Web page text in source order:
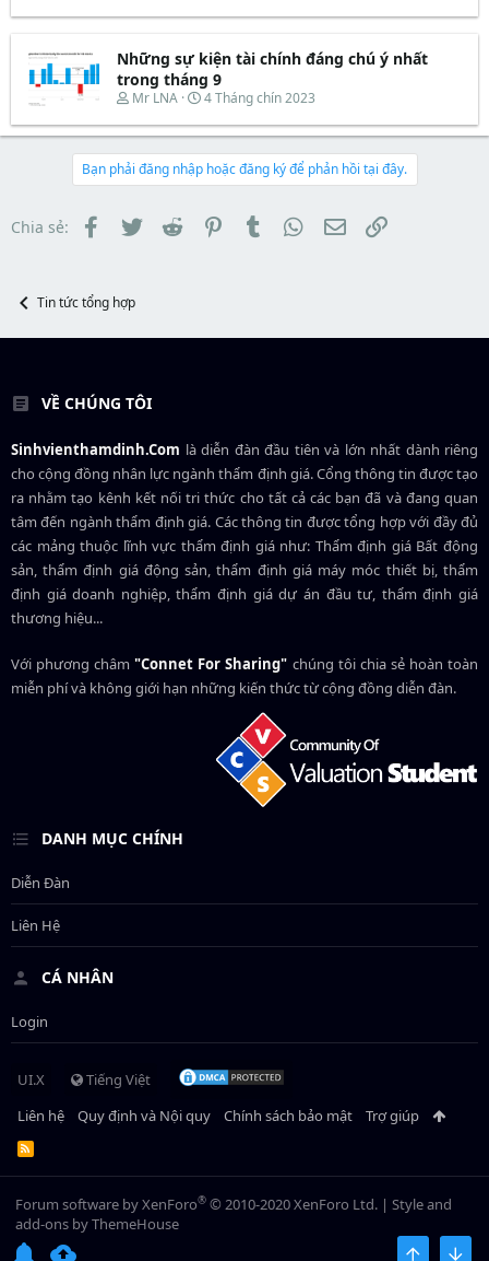
a
t
r
ầ
r
a
d
s
a
t
e
à
b
ắ
t
ầ
Những sự kiện tài chính đáng chú ý nhất
trong tháng 9
T
r
a
d
t
a
r
Mr LNA
N
à
b
ắ
đ
ầ
4 Tháng chín 2023
Bạn phải đăng nhập hoặc đăng ký để phản hồi tại đây.
Chia sẻ: Facebook
TwitterReddit PinterestTumblr WhatsApp
EmailLink
Tin tức tổng hợp
VỀ CHÚNG TÔI
Sinhvienthamdinh.Com là diễn đàn đầu tiên và lớn nhất dành riêng
cho cộng đồng nhân lực ngànhthẩm định giá. Cổng thông tin được tạo
ra nhằm tạo kênh kết nối tri thức cho tất cả các bạn đã và đang quan
tâm đến ngành thẩm định giá. Các thông tin được tổng hợp với đầy đủ
các mảng thuộc lĩnh vực thẩm định giá như: Thẩm định giá Bất động
sản, thẩm định giá động sản, thẩm định giá máy móc thiết bị, thẩm
định giá doanh nghiệp, thẩm định giá dự án đầu tư, thẩm định giá
thương hiệu...
Với phương châm"Connet For Sharing" chúng tôi chia sẻ hoàn toàn
miễn phí và không giới hạn những kiến thức từ cộng đồng diễn đàn.
DANH MỤC CHÍNH
Diễn Đàn
Liên Hệ
CÁ NHÂN
Login
UI.X
Tiếng Việt
Liên hệ
Quy định và Nội quy Chính sách bảo mật Trợ giúp
R
S
Forum software by XenForo® © 2010-2020 XenForo Ltd. | Style and
add-ons by ThemeHouse